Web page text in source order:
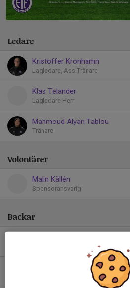
Ledare
Kristoffer Kronhamn
Lagledare, Ass.Tränare
Klas Telander
Lagledare Herr
Mahmoud Alyan Tablou
Tränare
Volontärer
Malin Källén
Sponsoransvarig
Backar